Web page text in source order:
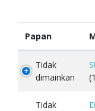
Papan
Tidak
dimainkan
Tidak